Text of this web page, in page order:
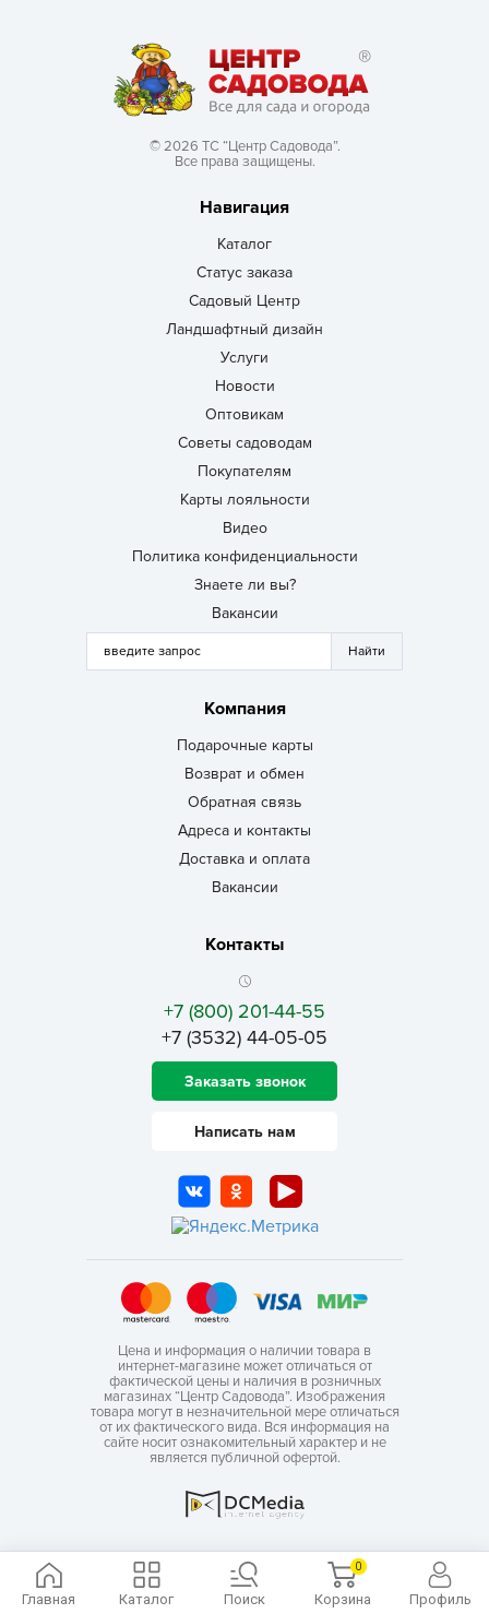
Главная Каталог Поиск
0
Корзина Профиль
© 2026 ТС “Центр Садовода”.
Все права защищены.
Навигация
Каталог
Статус заказа
Садовый Центр
Ландшафтный дизайн
Услуги
Новости
Оптовикам
Советы садоводам
Покупателям
Карты лояльности
Видео
Политика конфиденциальности
Знаете ли вы?
Вакансии
Компания
Подарочные карты
Возврат и обмен
Обратная связь
Адреса и контакты
Доставка и оплата
Вакансии
Контакты
+7 (800) 201-44-55
+7 (3532) 44-05-05
Заказать звонок
Написать нам
Цена и информация о наличии товара в
интернет-магазине может отличаться от
фактической цены и наличия в розничных
магазинах “Центр Садовода”. Изображения
товара могут в незначительной мере отличаться
от их фактического вида. Вся информация на
сайте носит ознакомительный характер и не
является публичной офертой.